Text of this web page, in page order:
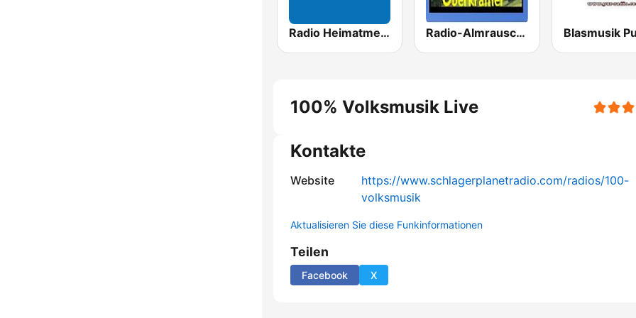
Radio Heimatmelodie Radio-Almrausch-Volksmusik Blasmusik
100% Volksmusik Live
Kontakte
Website
https://www.schlagerplanetradio.com/radios/100-
volksmusik
Aktualisieren Sie diese Funkinformationen
Teilen
Facebook X